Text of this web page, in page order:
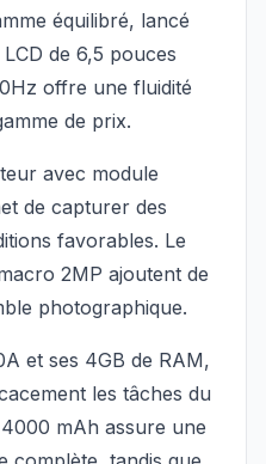
équilibré, lancé
de 6,5 pouces
offre une fluidité
de prix.
avec module
de capturer des
favorables. Le
2MP ajoutent de
photographique.
et ses 4GB de RAM,
les tâches du
mAh assure une